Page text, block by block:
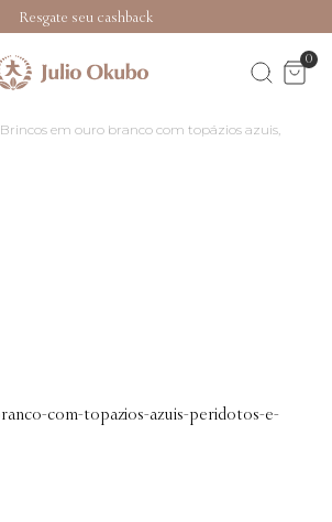
Resgate seu cashback
0
Brincos em ouro branco com topázios azuis,